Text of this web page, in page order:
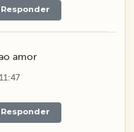
Responder
amor
Responder